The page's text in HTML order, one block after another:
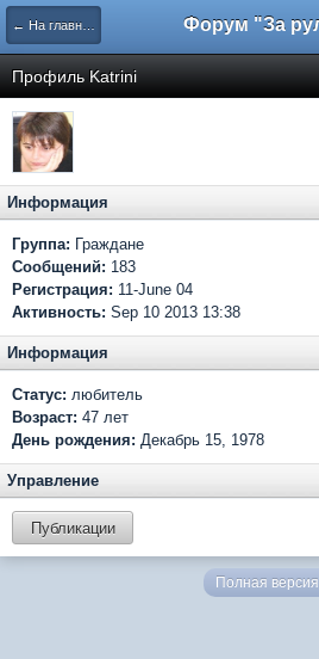
← На главную
Профиль Katrini
Информация
Группа: Граждане
Сообщений: 183
Регистрация: 11-June 04
Активность: Sep 10 2013 13:38
Информация
Статус: любитель
Возраст: 47 лет
День рождения: Декабрь 15, 1978
Управление
Публикации
Полная версия